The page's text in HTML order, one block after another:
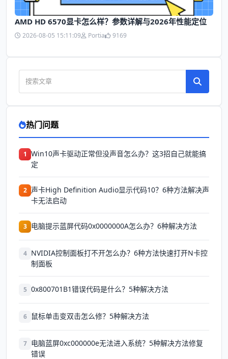
AMD HD 6570显卡怎么样？参数详解与2026年性能定位
2026-08-05 15:11:09 Portia 9169
热门问题
1 Win10声卡驱动正常但没声音怎么办？这3招自己就能搞
定
2 声卡High Definition Audio显示代码10？6种方法解决声
卡无法启动
3 电脑提示蓝屏代码0x0000000A怎么办？6种解决方法
4 NVIDIA控制面板打不开怎么办？6种方法快速打开N卡控
制面板
5 0x800701B1错误代码是什么？5种解决方法
6 鼠标单击变双击怎么修？5种解决方法
7 电脑蓝屏0xc000000e无法进入系统？5种解决方法修复
错误